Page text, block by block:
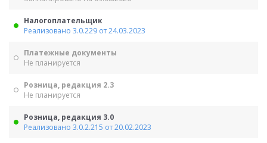
Налогоплательщик
Реализовано 3.0.229 от 24.03.2023
Платежные документы
Не планируется
Розница, редакция 2.3
Не планируется
Розница, редакция 3.0
Реализовано 3.0.2.215 от 20.02.2023